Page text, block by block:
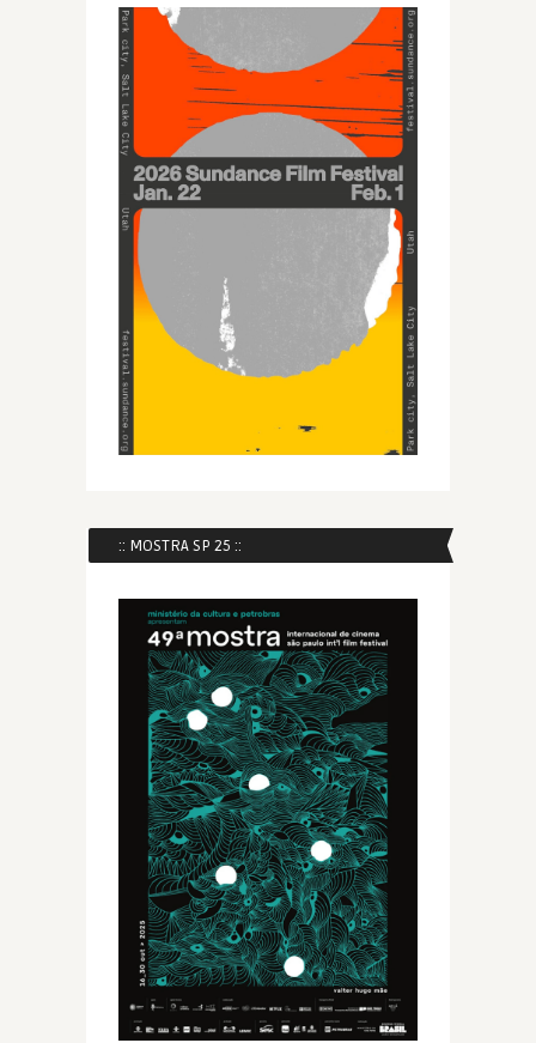
:: MOSTRA SP 25 ::